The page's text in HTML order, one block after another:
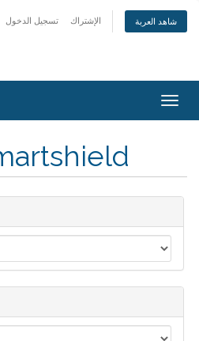
تسجيل الدخول الإشتراك شاهد العربة